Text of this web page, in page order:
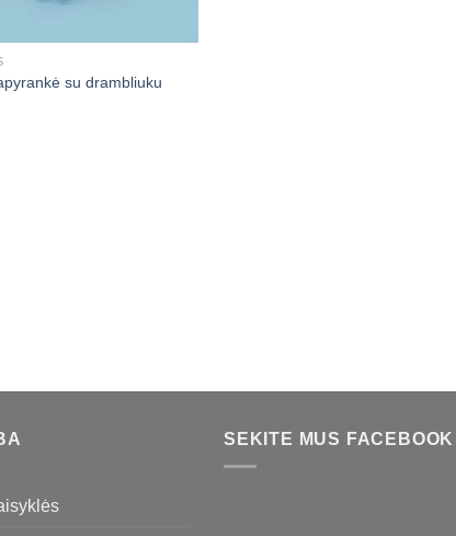
su drambliuku
SEKITE MUS FACEBOOK